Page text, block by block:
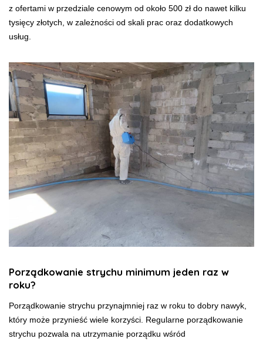
z ofertami w przedziale cenowym od około 500 zł do nawet kilku
tysięcy złotych, w zależności od skali prac oraz dodatkowych
usług.
Porządkowanie strychu minimum jeden raz w
roku?
Porządkowanie strychu przynajmniej raz w roku to dobry nawyk,
który może przynieść wiele korzyści. Regularne porządkowanie
strychu pozwala na utrzymanie porządku wśród